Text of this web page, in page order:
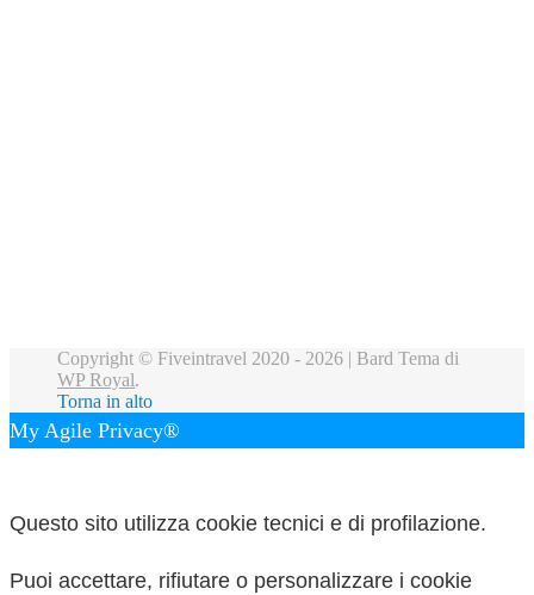
Copyright © Fiveintravel 2020 - 2026 | Bard Tema di
WP Royal.
Torna in alto
My Agile Privacy®
Questo sito utilizza cookie tecnici e di profilazione.
Puoi accettare, rifiutare o personalizzare i cookie